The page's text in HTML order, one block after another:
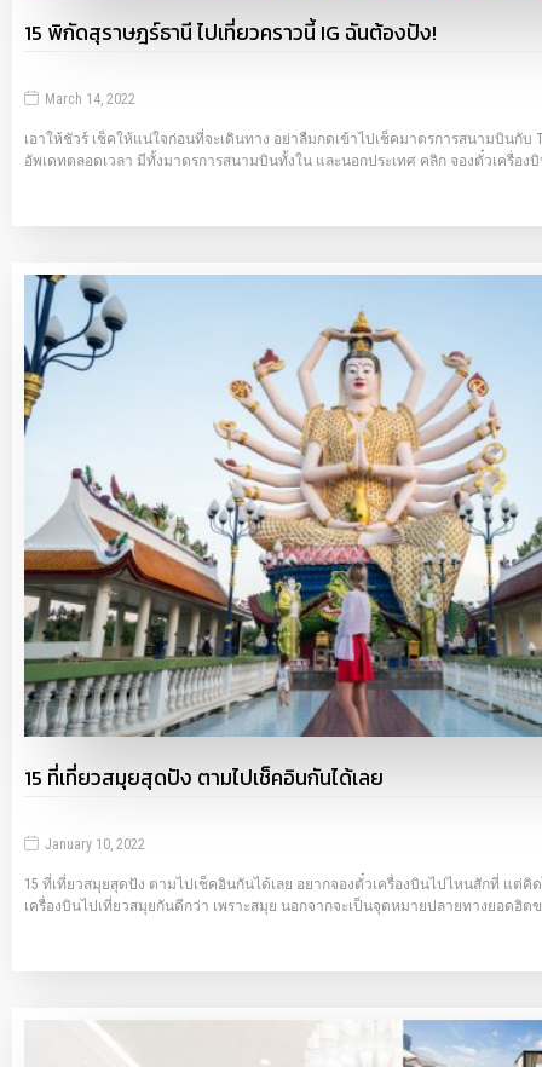
15 พิกัดสุราษฎร์ธานี ไปเที่ยวคราวนี้ IG ฉันต้องปัง!
March 14, 2022
เอาให้ชัวร์ เช็คให้แน่ใจก่อนที่จะเดินทาง อย่าลืมกดเข้าไปเช็คมาตรการสนามบินกับ
อัพเดทตลอดเวลา มีทั้งมาตรการสนามบินทั้งใน และนอกประเทศ คลิก จองตั๋วเครื่อง
15 ที่เที่ยวสมุยสุดปัง ตามไปเช็คอินกันได้เลย
January 10, 2022
15 ที่เที่ยวสมุยสุดปัง ตามไปเช็คอินกันได้เลย อยากจองตั๋วเครื่องบินไปไหนสักที่ แต่คิ
เครื่องบินไปเที่ยวสมุยกันดีกว่า เพราะสมุย นอกจากจะเป็นจุดหมายปลายทางยอดฮิต